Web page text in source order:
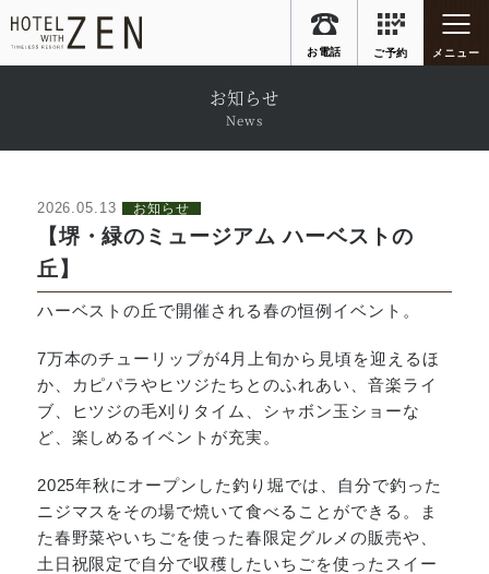
フードメニュー メンバー特典
ご要望＆解決
お店に電話する
072-941-8815
フォームから予約を申し込む
お知らせ
News
2026.05.13 お知らせ
【堺・緑のミュージアム ハーベストの
丘】
ハーベストの丘で開催される春の恒例イベント。
7万本のチューリップが4月上旬から見頃を迎えるほ
か、カピパラやヒツジたちとのふれあい、音楽ライ
ブ、ヒツジの毛刈りタイム、シャボン玉ショーな
ど、楽しめるイベントが充実。
2025年秋にオープンした釣り堀では、自分で釣った
ニジマスをその場で焼いて食べることができる。ま
た春野菜やいちごを使った春限定グルメの販売や、
土日祝限定で自分で収穫したいちごを使ったスイー